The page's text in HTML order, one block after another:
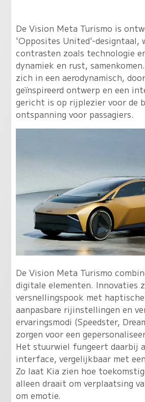
De Vision Meta Turismo is
'Opposites United'-designtaal,
contrasten zoals technologie
dynamiek en rust,
zich in een aerodynamisch,
geïnspireerd ontwerp en een
gericht is op rijplezier voor de
ontspanning voor passagiers.
De Vision Meta Turismo
digitale elementen. Innovaties
versnellingspook met
aanpasbare rijinstellingen en
ervaringsmodi (Speedster,
zorgen voor een
Het stuurwiel fungeert daarbij
interface, vergelijkbaar met
Zo laat Kia zien hoe
alleen draait om verplaatsing
om emotie.